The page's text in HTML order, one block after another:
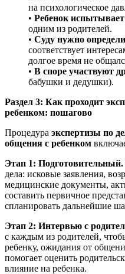
на психологическое
• Ребенок испытывает
одним из родителей.
• Суду нужно
соответствует
долгое время не
• В споре участвуют
бабушки и дедушки).
Раздел 3: Как проходит
ребенком: пошагово
Процедура экспертизы по
общения с ребенком
Этап 1: Подготовительный.
дела: исковые заявления,
медицинские документы,
составить первичное
спланировать дальнейшие
Этап 2: Интервью с
с каждым из родителей,
ребенку, ожидания от
помогает оценить
влияние на ребенка.